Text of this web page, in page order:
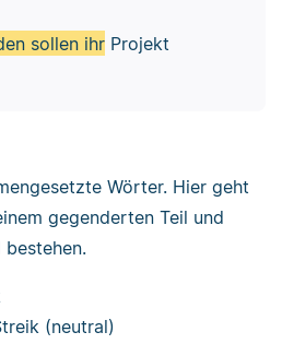
sollen ihrProjekt
Wörter. Hier geht
gegenderten Teil und
(neutral)